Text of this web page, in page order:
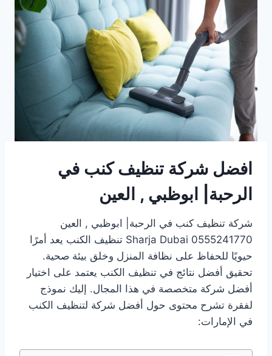
افضل شركة تنظيف كنب في
الرحبة| ابوظبي , العين
شركة تنظيف كنب في الرحبة| ابوظبي , العين
0555241770 Sharja Dubai تنظيف الكنب يعد أمرًا
حيويًا للحفاظ على نظافة المنزل وخلق بيئة صحية.
تحقيق أفضل نتائج في تنظيف الكنب يعتمد على اختيار
أفضل شركة متخصصة في هذا المجال. إليك نموذج
لفقرة تشرح محتوى حول أفضل شركة لتنظيف الكنب
في الإمارات: